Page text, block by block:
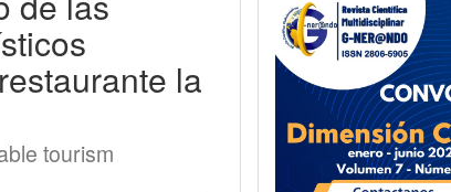
la
tourism